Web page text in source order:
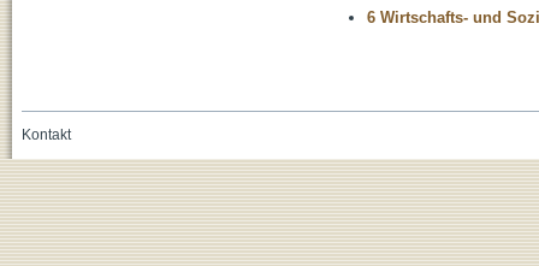
6 Wirtschafts- und
Kontakt